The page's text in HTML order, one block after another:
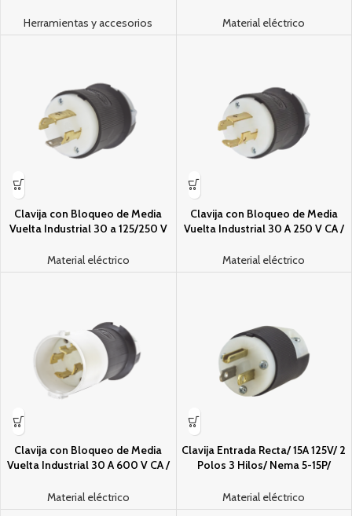
HBL5969VBLK.
Herramientas y accesorios
20P.
Material eléctrico
Clavija con Bloqueo de Media
Vuelta Industrial 30 a 125/250 V
30P.
Material eléctrico
Clavija con Bloqueo de Media
Vuelta Industrial 30 A 250 V CA /
Material eléctrico
Clavija con Bloqueo de Media
Vuelta Industrial 30 A 600 V CA /
Material eléctrico
Clavija Entrada Recta/ 15A 125V/ 2
Polos 3 Hilos/ Nema 5-15P/
Material eléctrico